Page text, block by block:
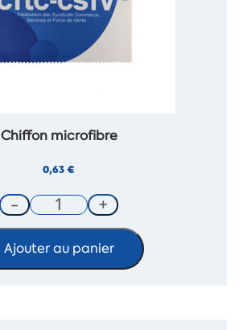
Chiffon microfibre
0,63€
Ajouter au panier